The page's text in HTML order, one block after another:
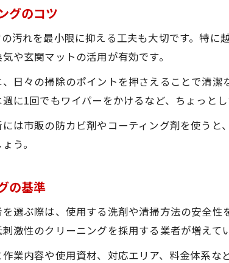
繁忙期前にハウスクリーニングを
引越し前後のハウスクリーニング
家族の予定に合わせたハウスクリ
越谷市・吉川市で得する掃除活用術
地元で選ぶハウスクリーニングの
地域密着型ハウスクリーニングの
グのコツ
汚れを最小限に抑える工夫も大切です。特
や玄関マットの活用が有効です。
日々の掃除のポイントを押さえることで清
に1回でもワイパーをかけるなど、ちょっとし
は市販の防カビ剤やコーティング剤を使う
う。
の基準
選ぶ際は、使用する洗剤や清掃方法の安全
激性のクリーニングを採用する業者が増えてい
業内容や使用資材、対応エリア、料金体系